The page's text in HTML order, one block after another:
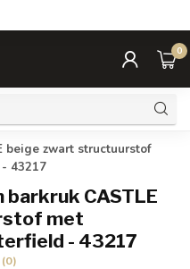
0
beige zwart structuurstof
43217
CASTLE
met
- 43217
(0)